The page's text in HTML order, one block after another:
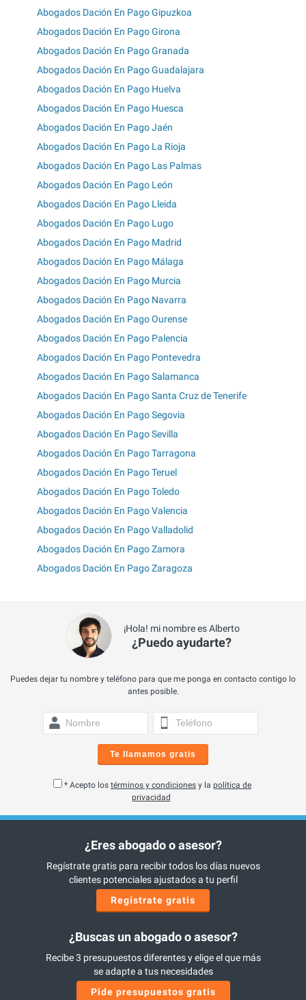
Abogados Dación En Pago Gipuzkoa
Abogados Dación En Pago Girona
Abogados Dación En Pago Granada
Abogados Dación En Pago Guadalajara
Abogados Dación En Pago Huelva
Abogados Dación En Pago Huesca
Abogados Dación En Pago Jaén
Abogados Dación En Pago La Rioja
Abogados Dación En Pago Las Palmas
Abogados Dación En Pago León
Abogados Dación En Pago Lleida
Abogados Dación En Pago Lugo
Abogados Dación En Pago Madrid
Abogados Dación En Pago Málaga
Abogados Dación En Pago Murcia
Abogados Dación En Pago Navarra
Abogados Dación En Pago Ourense
Abogados Dación En Pago Palencia
Abogados Dación En Pago Pontevedra
Abogados Dación En Pago Salamanca
Abogados Dación En Pago Santa Cruz de Tenerife
Abogados Dación En Pago Segovia
Abogados Dación En Pago Sevilla
Abogados Dación En Pago Tarragona
Abogados Dación En Pago Teruel
Abogados Dación En Pago Toledo
Abogados Dación En Pago Valencia
Abogados Dación En Pago Valladolid
Abogados Dación En Pago Zamora
Abogados Dación En Pago Zaragoza
¡Hola! mi nombre es Alberto
¿Puedo ayudarte?
Puedes dejar tu nombre y teléfono para que me ponga en contacto contigo lo
antes posible.
Te llamamos gratis
* Acepto los términos y condiciones y la política de
privacidad
¿Eres abogado o asesor?
Regístrate gratis para recibir todos los días nuevos
clientes potenciales ajustados a tu perfil
Regístrate gratis
¿Buscas un abogado o asesor?
Recibe 3 presupuestos diferentes y elige el que más
se adapte a tus necesidades
Pide presupuestos gratis